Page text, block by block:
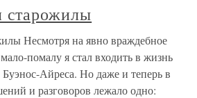
старожилы
Несмотря на явно враждебное
помалу я стал входить в жизнь
Айреса. Но даже и теперь в
и разговоров лежало одно: